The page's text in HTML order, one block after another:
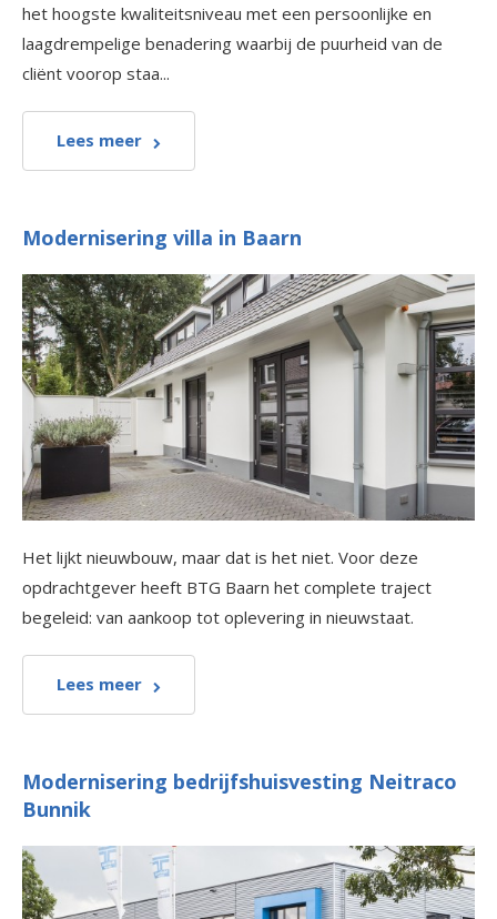
het hoogste kwaliteitsniveau met een persoonlijke en
laagdrempelige benadering waarbij de puurheid van de
cliënt voorop staa...
Lees meer
Modernisering villa in Baarn
Het lijkt nieuwbouw, maar dat is het niet. Voor deze
opdrachtgever heeft BTG Baarn het complete traject
begeleid: van aankoop tot oplevering in nieuwstaat.
Lees meer
Modernisering bedrijfshuisvesting Neitraco
Bunnik